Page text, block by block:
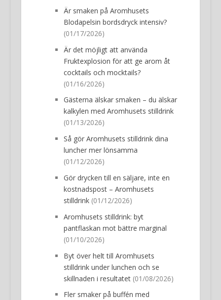
Är smaken på Aromhusets
Blodapelsin bordsdryck intensiv?
(01/17/2026)
Är det möjligt att använda
Fruktexplosion för att ge arom åt
cocktails och mocktails?
(01/16/2026)
Gästerna älskar smaken – du älskar
kalkylen med Aromhusets stilldrink
(01/13/2026)
Så gör Aromhusets stilldrink dina
luncher mer lönsamma
(01/12/2026)
Gör drycken till en säljare, inte en
kostnadspost – Aromhusets
stilldrink(01/12/2026)
Aromhusets stilldrink: byt
pantflaskan mot bättre marginal
(01/10/2026)
Byt över helt till Aromhusets
stilldrink under lunchen och se
skillnaden i resultatet(01/08/2026)
Fler smaker på buffén med